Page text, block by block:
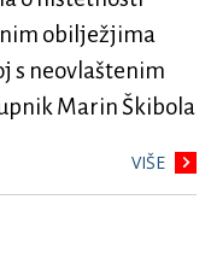
obilježjima
s neovlaštenim
Marin Škibola
VIŠE